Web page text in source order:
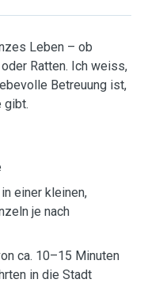
Leben – ob
Ratten. Ich weiss,
Betreuung ist,
gibt.
einer kleinen,
je nach
ca. 10–15 Minuten
in die Stadt